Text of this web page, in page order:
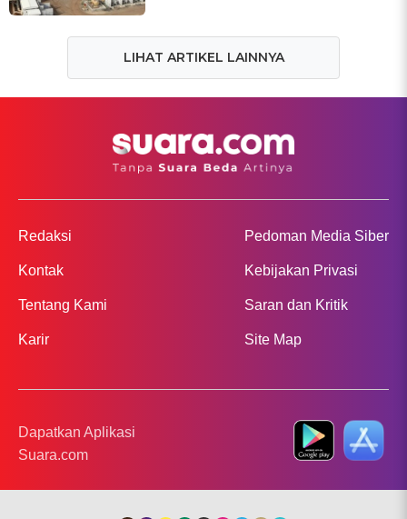
LIHAT ARTIKEL LAINNYA
Redaksi
Kontak
Tentang Kami
Karir
Pedoman Media Siber
Kebijakan Privasi
Saran dan Kritik
Site Map
Dapatkan Aplikasi
Suara.com